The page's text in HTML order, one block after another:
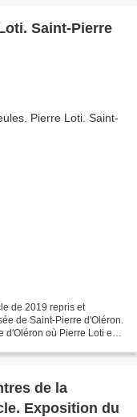
Saint-Pierre
de 2019 repris et
de Saint-Pierre d'Oléron.
où Pierre Loti est
de la
Exposition du